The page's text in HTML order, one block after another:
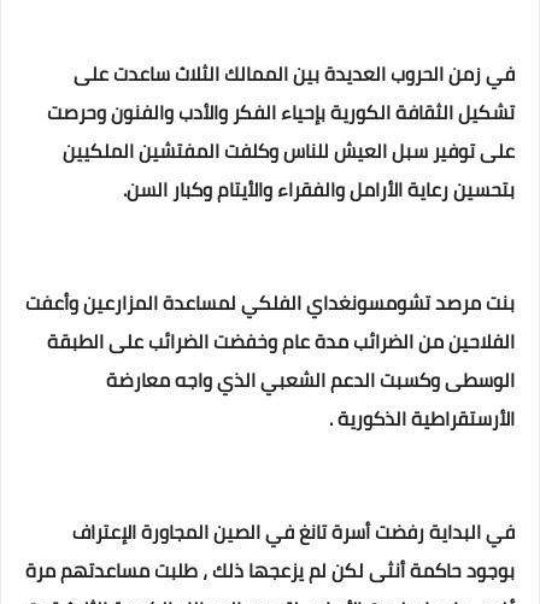
في زمن الحروب العديدة بين الممالك الثلاث ساعدت على
تشكيل الثقافة الكورية بإحياء الفكر والأدب والفنون وحرصت
على توفير سبل العيش للناس وكلفت المفتشين الملكيين
بتحسين رعاية الأرامل والفقراء والأيتام وكبار السن.
بنت مرصد تشومسونغداي الفلكي لمساعدة المزارعين وأعفت
الفلاحين من الضرائب مدة عام وخفضت الضرائب على الطبقة
الوسطى وكسبت الدعم الشعبي الذي واجه معارضة
الأرستقراطية الذكورية .
في البداية رفضت أسرة تانغ في الصين المجاورة الإعتراف
بوجود حاكمة أنثى لكن لم يزعجها ذلك ، طلبت مساعدتهم مرة